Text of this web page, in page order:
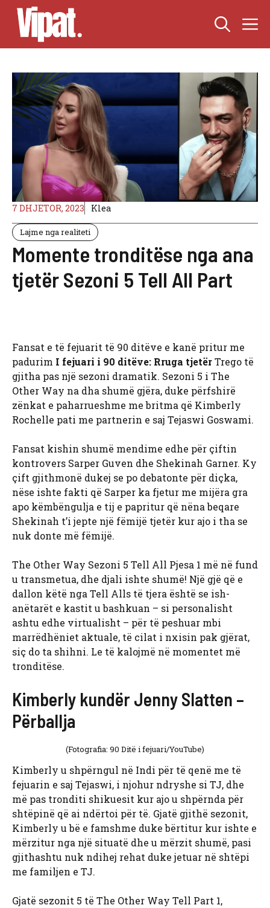
Skip
content
7 DHJETOR, 2023 Klea
Lajme nga realiteti
Momente tronditëse nga ana
tjetër Sezoni 5 Tell All Part
Fansat e të fejuarit të 90 ditëve e kanë pritur me
padurim I fejuari i 90 ditëve: Rruga tjetërTrego të
gjitha pas një sezoni dramatik. Sezoni 5 i The
Other Way na dha shumë gjëra, duke përfshirë
zënkat e paharrueshme me britma që Kimberly
Rochelle pati me partnerin e saj Tejaswi Goswami.
Fansat kishin shumë mendime edhe për çiftin
kontrovers Sarper Guven dhe Shekinah Garner. Ky
çift gjithmonë dukej se po debatonte për diçka,
nëse ishte fakti që Sarper ka fjetur me mijëra gra
apo këmbëngulja e tij e papritur që nëna beqare
Shekinah t’i jepte një fëmijë tjetër kur ajo i tha se
nuk donte më fëmijë.
The Other Way Sezoni 5 Tell All Pjesa 1 më në fund
u transmetua, dhe djali ishte shumë! Një gjë që e
dallon këtë nga Tell Alls të tjera është se ish-
anëtarët e kastit u bashkuan – si personalisht
ashtu edhe virtualisht – për të peshuar mbi
marrëdhëniet aktuale, të cilat i nxisin pak gjërat,
siç do ta shihni. Le të kalojmë në momentet më
tronditëse.
Kimberly kundër Jenny Slatten –
Përballja
(Fotografia: 90 Ditë i fejuari/YouTube)
Kimberly u shpërngul në Indi për të qenë me të
fejuarin e saj Tejaswi, i njohur ndryshe si TJ, dhe
më pas tronditi shikuesit kur ajo u shpërnda për
shtëpinë që ai ndërtoi për të. Gjatë gjithë sezonit,
Kimberly u bë e famshme duke bërtitur kur ishte e
mërzitur nga një situatë dhe u mërzit shumë, pasi
gjithashtu nuk ndihej rehat duke jetuar në shtëpi
me familjen e TJ.
Gjatë sezonit 5 të The Other Way Tell Part 1,